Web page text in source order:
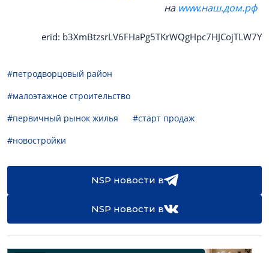
на www.наш.дом.рф
erid: b3XmBtzsrLV6FHaPg5TKrWQgHpc7HJCojTLW7Y
#петродворцовый район
#малоэтажное строительство
#первичный рынок жилья
#старт продаж
#новостройки
NSP новости в
NSP новости в